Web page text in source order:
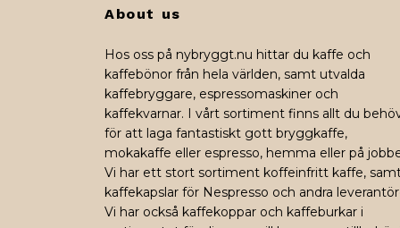
About us
Hos oss på nybryggt.nu hittar du kaffe och
kaffebönor från hela världen, samt utvalda
kaffebryggare, espressomaskiner och
kaffekvarnar. I vårt sortiment finns allt du
för att laga fantastiskt gott bryggkaffe,
mokakaffe eller espresso, hemma eller på
Vi har ett stort sortiment koffeinfritt kaffe,
kaffekapslar för Nespresso och andra
Vi har också kaffekoppar och kaffeburkar i